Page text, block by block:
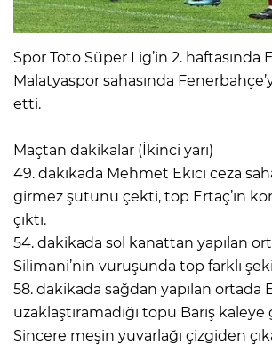
Spor Toto Süper Lig’in 2. haftasında
Malatyaspor sahasında
etti.
Maçtan dakikalar (İkinci yarı)
49. dakikada Mehmet Ekici ceza
girmez şutunu çekti, top Ertaç’ın
çıktı.
54. dakikada sol kanattan yapılan
Silimani’nin vuruşunda top farklı
58. dakikada sağdan yapılan ortada
uzaklaştıramadığı topu Barış
Sincere meşin yuvarlağı çizgiden